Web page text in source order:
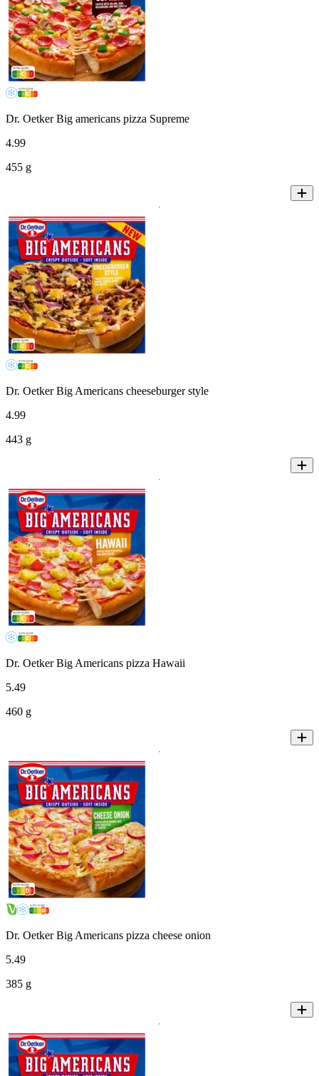
Dr. Oetker Big americans pizza Supreme
4.99
455 g
Dr. Oetker Big Americans cheeseburger style
4.99
443 g
Dr. Oetker Big Americans pizza Hawaii
5.49
460 g
Dr. Oetker Big Americans pizza cheese onion
5.49
385 g